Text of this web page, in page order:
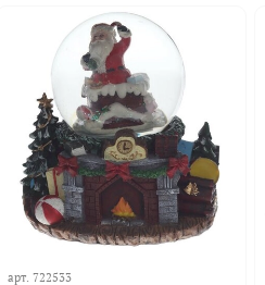
арт. 722533